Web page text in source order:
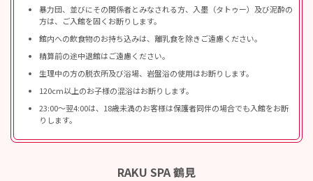
暴力団、並びにその関係者とみなされる方、入墨（タトゥー）及び泥酔の
方は、ご入館を固くお断りします。
館内への飲食物のお持ち込みは、離乳食を除きご遠慮ください。
精算前の途中退館はご遠慮ください。
生理中の方の脱衣所及び浴場、岩盤浴の使用はお断りします。
120cm以上のお子様の混浴はお断りします。
23:00〜翌4:00は、18歳未満のお客様は保護者同伴の場合でも入館をお断
りします。
RAKU SPA 鶴見